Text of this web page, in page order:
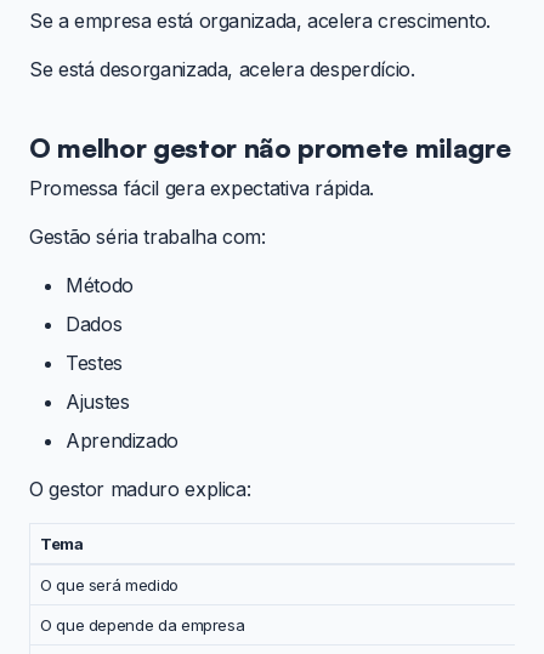
Se a empresa está organizada, acelera crescimento.
Se está desorganizada, acelera desperdício.
O melhor gestor não promete milagre
Promessa fácil gera expectativa rápida.
Gestão séria trabalha com:
Método
Dados
Testes
Ajustes
Aprendizado
O gestor maduro explica:
Tema
O que será medido
O que depende da empresa